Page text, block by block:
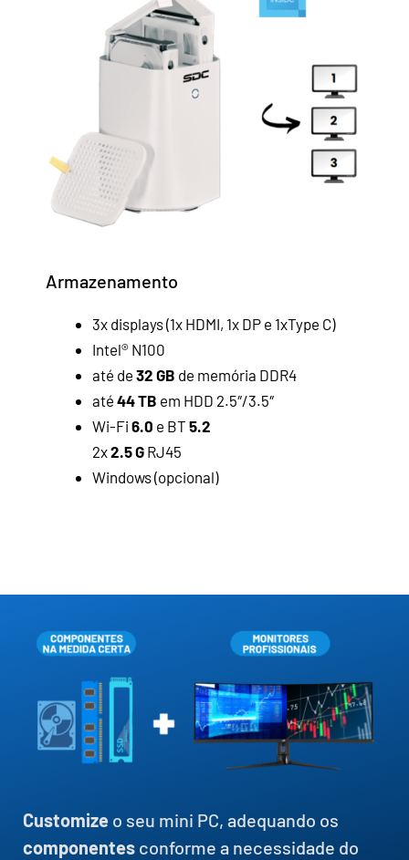
Armazenamento
3x displays (1x HDMI, 1x DP e 1xType C)
Intel® N100
até de 32 GB de memória DDR4
até 44 TB em HDD 2.5″/3.5″
Wi-Fi 6.0 e BT 5.2
2x2.5 G RJ45
Windows (opcional)
Customize o seu mini PC, adequando os
componentes conforme a necessidade do